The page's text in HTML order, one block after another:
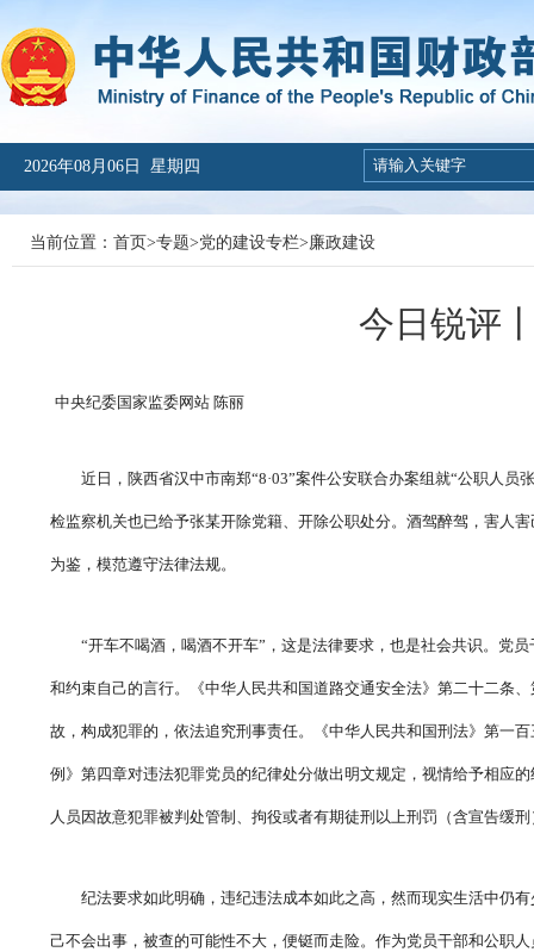
2026年08月06日 星期四
当前位置： 首页>专题>党的建设专栏>廉政建设
今日锐评
中央纪委国家监委网站 陈丽
近日，陕西省汉中市南郑“8·03”案件公安联合办案组就“公职人
检监察机关也已给予张某开除党籍、开除公职处分。酒驾醉驾，害人
为鉴，模范遵守法律法规。
“开车不喝酒，喝酒不开车”，这是法律要求，也是社会共识。党
和约束自己的言行。《中华人民共和国道路交通安全法》第二十二条
故，构成犯罪的，依法追究刑事责任。《中华人民共和国刑法》第一
例》第四章对违法犯罪党员的纪律处分做出明文规定，视情给予相应
人员因故意犯罪被判处管制、拘役或者有期徒刑以上刑罚（含宣告缓
纪法要求如此明确，违纪违法成本如此之高，然而现实生活中仍
己不会出事，被查的可能性不大，便铤而走险。作为党员干部和公职